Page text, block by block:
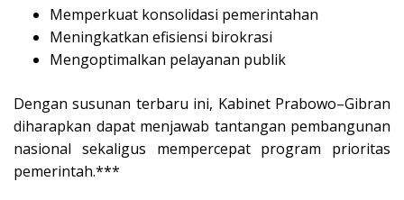
Memperkuat konsolidasi pemerintahan
Meningkatkan efisiensi birokrasi
Mengoptimalkan pelayanan publik
Dengan susunan terbaru ini, Kabinet Prabowo–Gibran
diharapkan dapat menjawab tantangan pembangunan
nasional sekaligus mempercepat program prioritas
pemerintah.***